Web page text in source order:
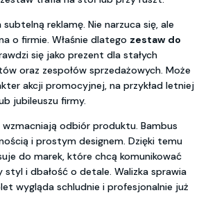
reklamę. Nie narzuca się, ale
o firmie. Właśnie dlatego zestaw do
się jako prezent dla stałych
oraz zespołów sprzedażowych. Może
akcji promocyjnej, na przykład letniej
jubileuszu firmy.
odbiór produktu. Bambus
i prostym designem. Dzięki temu
do marek, które chcą komunikować
i dbałość o detale. Walizka sprawia
wygląda schludnie i profesjonalnie już